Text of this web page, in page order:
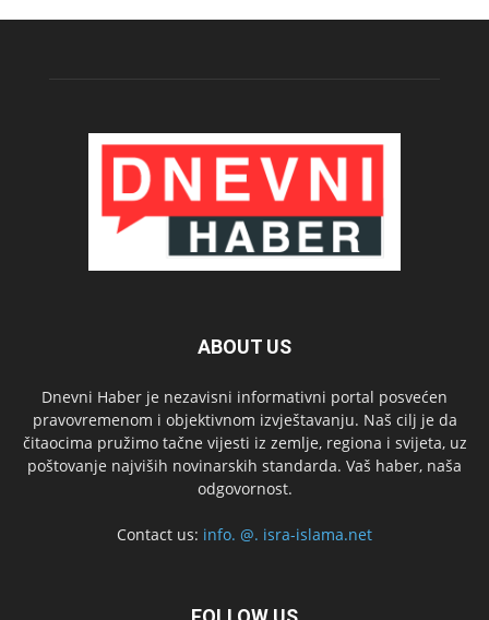
ABOUT US
Dnevni Haber je nezavisni informativni portal posvećen
pravovremenom i objektivnom izvještavanju. Naš cilj je da
čitaocima pružimo tačne vijesti iz zemlje, regiona i svijeta, uz
poštovanje najviših novinarskih standarda. Vaš haber, naša
odgovornost.
Contact us: info. @. isra-islama.net